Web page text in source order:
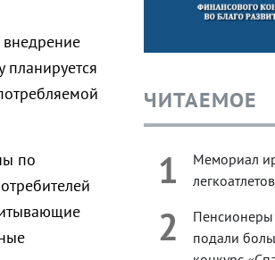
планируется
по
ЧИТАЕМОЕ
1
Мемориал
легкоатлетов
2
Пенсионеры
подали